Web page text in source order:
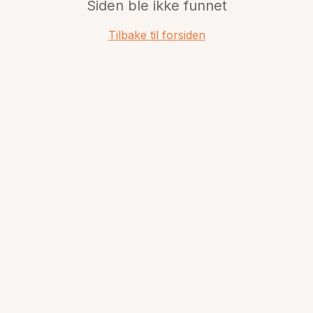
Siden ble ikke funnet
Tilbake til forsiden